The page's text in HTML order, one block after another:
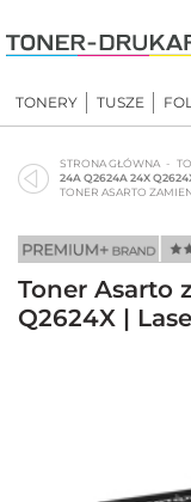
to
content
TONERY TUSZE
STRONA GŁÓWNA
24A Q2624A 24X
TONER ASARTO
Toner Asarto
Q2624X |